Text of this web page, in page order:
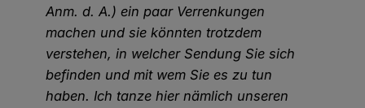
Anm. d. A.) ein paar Verrenkungen
machen und sie könnten trotzdem
verstehen, in welcher Sendung Sie sich
befinden und mit wem Sie es zu tun
haben. Ich tanze hier nämlich unseren